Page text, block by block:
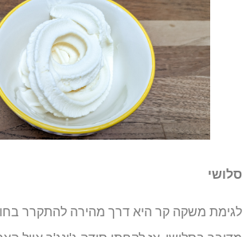
סלושי
לגימת משקה קר היא דרך מהירה להתקרר